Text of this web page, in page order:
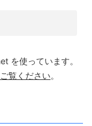
を使っています。
覧ください。